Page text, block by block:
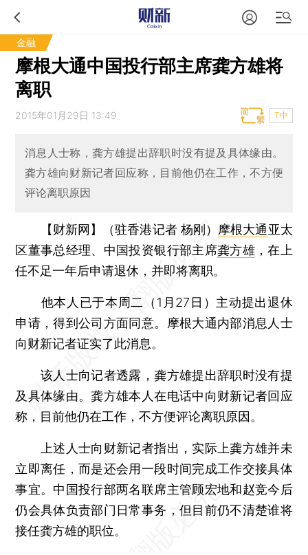
金融
摩根大通中国投行部主席龚方雄将
离职
2015年01月29日 13:49 T中
消息人士称，龚方雄提出辞职时没有提及具体缘由。
龚方雄向财新记者回应称，目前他仍在工作，不方便
评论离职原因
【财新网】（驻香港记者 杨刚） 摩根大通亚太
区董事总经理、中国投资银行部主席龚方雄，在上
任不足一年后申请退休，并即将离职。
他本人已于本周二（1月27日）主动提出退休
申请，得到公司方面同意。摩根大通内部消息人士
向财新记者证实了此消息。
该人士向记者透露，龚方雄提出辞职时没有提
及具体缘由。龚方雄本人在电话中向财新记者回应
称，目前他仍在工作，不方便评论离职原因。
上述人士向财新记者指出，实际上龚方雄并未
立即离任，而是还会用一段时间完成工作交接具体
事宜。中国投行部两名联席主管顾宏地和赵竞今后
仍会具体负责部门日常事务，但目前仍不清楚谁将
接任龚方雄的职位。